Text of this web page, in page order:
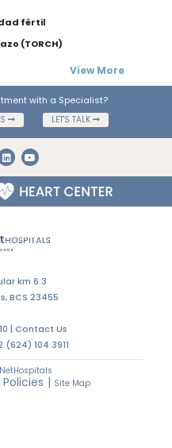
fértil
(TORCH)
View More
with a Specialist?
LET'S TALK
km 6.3
BCS 23455
| Contact Us
(624) 104 3911
| Site Map